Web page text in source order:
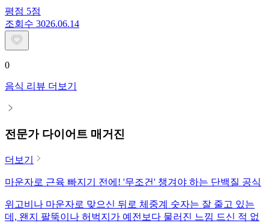
평점 5점
조회수 3026.06.14
0
음식 리뷰 더보기
전문가 다이어트 매거진
더보기
마운자로 근육 빠지기 전에! '무조건' 챙겨야 하는 단백질 공식
위고비나 마운자로 맞으신 뒤로 체중계 숫자는 잘 줄고 있는
데, 왠지 팔뚝이나 허벅지가 예전보다 물러진 느낌 드신 적 없